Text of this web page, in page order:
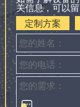
关信息，可以
定制方案